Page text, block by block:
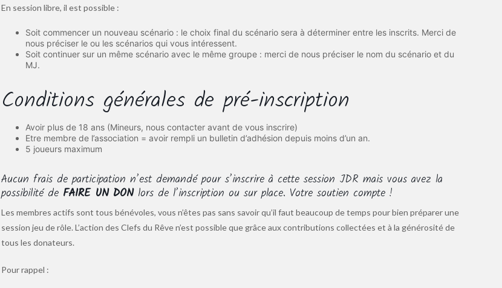
En session libre, il est possible :
Soit commencer un nouveau scénario : le choix final du scénario sera à déterminer entre les inscrits. Merci de
nous préciser le ou les scénarios qui vous intéressent.
Soit continuer sur un même scénario avec le même groupe : merci de nous préciser le nom du scénario et du
MJ.
Conditions générales de pré-inscription
Avoir plus de 18 ans (Mineurs, nous contacter avant de vous inscrire)
Etre membre de l’association = avoir rempli un bulletin d’adhésion depuis moins d’un an.
5 joueurs maximum
Aucun frais de participation n’est demandé pour s’inscrire à cette session JDR mais vous avez la
possibilité de FAIRE UN DONlors de l’inscription ou sur place. Votre soutien compte !
Les membres actifs sont tous bénévoles, vous n’êtes pas sans savoir qu’il faut beaucoup de temps pour bien préparer une
session jeu de rôle. L’action des Clefs du Rêve n’est possible que grâce aux contributions collectées et à la générosité de
tous les donateurs.
Pour rappel :